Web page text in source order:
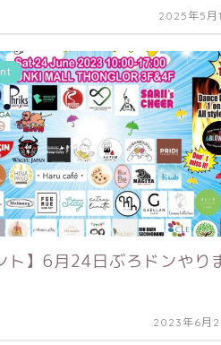
2025年5月
ト】6月24日ぶろドンやり
2023年6月